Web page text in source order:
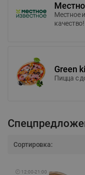
Местное
качество!
Green
Пицца c
Сортировка:
🕘 12:00-21:00